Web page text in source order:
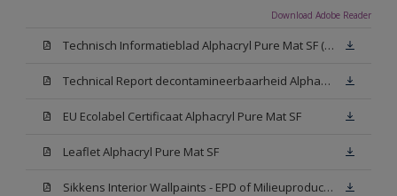
Download Adobe Reader
Technisch Informatieblad Alphacryl Pure Mat SF (New Livery) (PDF)
Technical Report decontamineerbaarheid Alphacryl Pure Mat SF
EU Ecolabel Certificaat Alphacryl Pure Mat SF
Leaflet Alphacryl Pure Mat SF
Sikkens Interior Wallpaints - EPD of Milieuproductverklaring